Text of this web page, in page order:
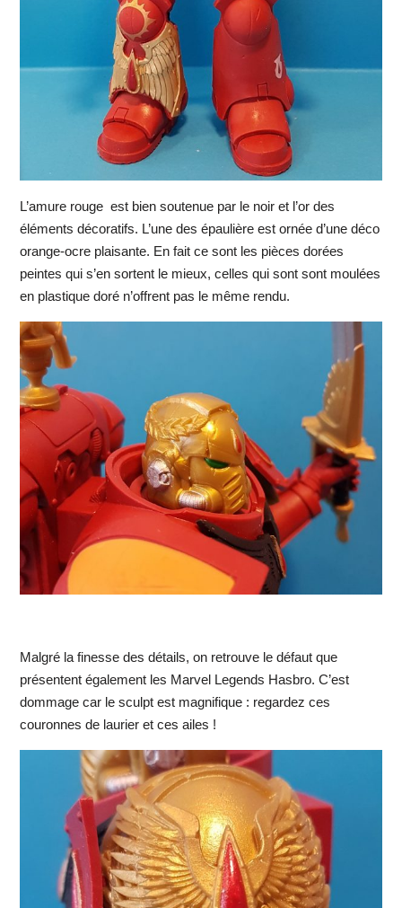
L’amure rouge est bien soutenue par le noir et l’or des
éléments décoratifs. L’une des épaulière est ornée d’une déco
orange-ocre plaisante. En fait ce sont les pièces dorées
peintes qui s’en sortent le mieux, celles qui sont sont moulées
en plastique doré n’offrent pas le même rendu.
Malgré la finesse des détails, on retrouve le défaut que
présentent également les Marvel Legends Hasbro. C’est
dommage car le sculpt est magnifique : regardez ces
couronnes de laurier et ces ailes !